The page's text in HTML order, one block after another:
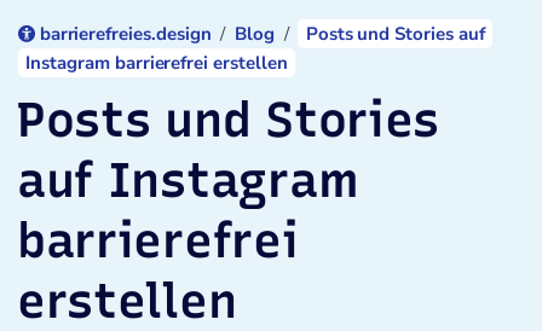
barrierefreies.design Blog
Posts und Stories auf
Instagram barrierefrei erstellen
Posts und Stories
auf Instagram
barrierefrei
erstellen